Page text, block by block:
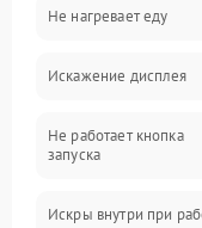
Механические
Питание и запуск
Нагрев и
Программное
Не нагревает еду
Искажение дисплея
Не работает кнопка
запуска
Искры внутри при